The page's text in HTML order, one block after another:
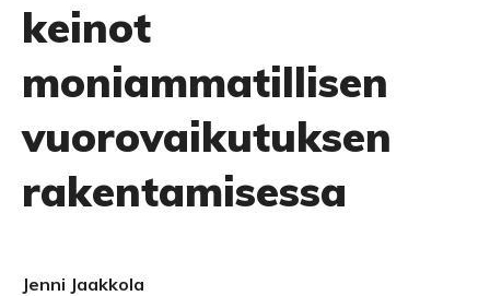
keinot
moniammatillisen
vuorovaikutuksen
rakentamisessa
Jenni Jaakkola